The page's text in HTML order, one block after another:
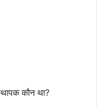
कौन था?